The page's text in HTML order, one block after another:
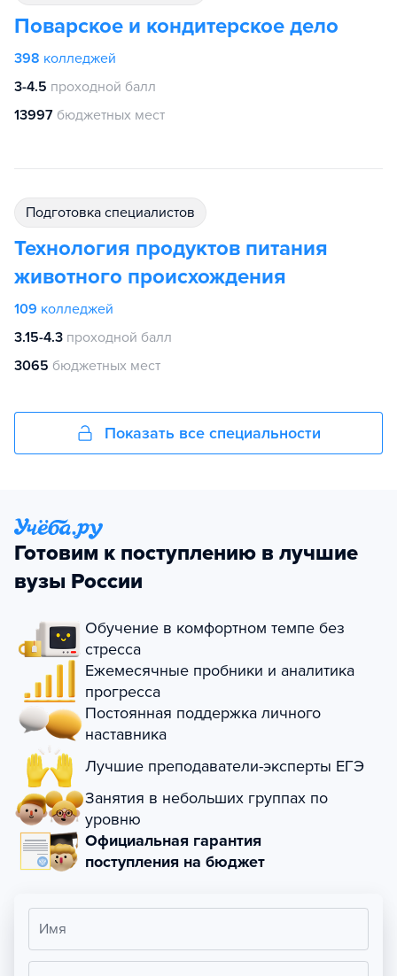
Поварское и кондитерское дело
398 колледжей
3-4.5 проходной балл
13997 бюджетных мест
подготовка специалистов
Технология продуктов питания
животного происхождения
109 колледжей
3.15-4.3 проходной балл
3065 бюджетных мест
Показать все специальности
Готовим к поступлению в лучшие
вузы России
Обучение в комфортном темпе без
стресса
Ежемесячные пробники и аналитика
прогресса
Постоянная поддержка личного
наставника
Лучшие преподаватели-эксперты ЕГЭ
Занятия в небольших группах по
уровню
Официальная гарантия
поступления на бюджет
Имя